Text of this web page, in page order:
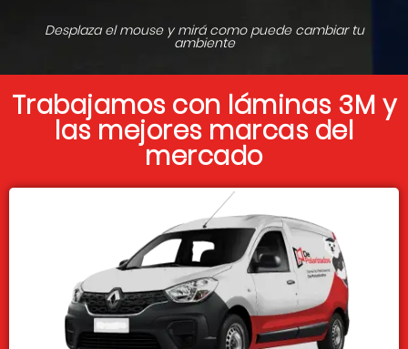
Desplaza el mouse y mirá como puede cambiar tu
ambiente
Trabajamos con láminas 3M y
las mejores marcas del
mercado